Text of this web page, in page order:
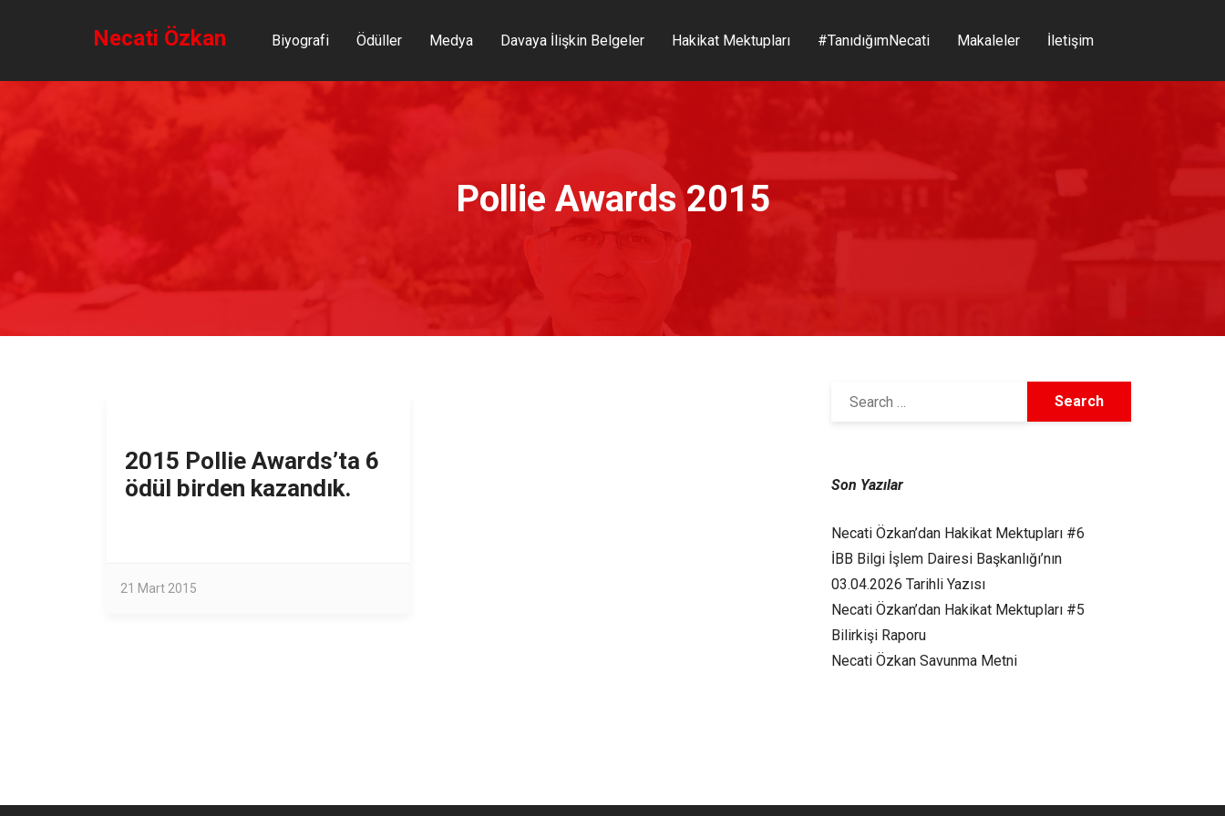
Necati Özkan Biyografi Ödüller Medya Davaya İlişkin Belgeler Hakikat Mektupları #TanıdığımNecati Makaleler İletişim
Pollie Awards 2015
2015 Pollie Awards’ta 6
ödül birden kazandık.
21 Mart 2015
Son Yazılar
Necati Özkan’dan Hakikat Mektupları #6
İBB Bilgi İşlem Dairesi Başkanlığı’nın
03.04.2026 Tarihli Yazısı
Necati Özkan’dan Hakikat Mektupları #5
Bilirkişi Raporu
Necati Özkan Savunma Metni